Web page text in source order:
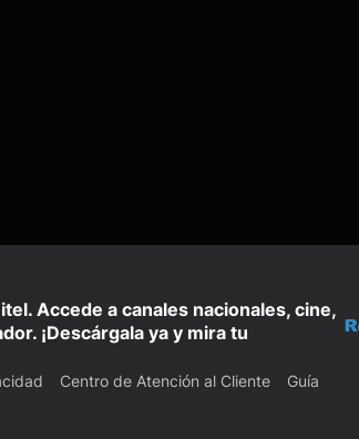
Accede a canales nacionales, cine,
¡Descárgala ya y mira tu
Centro de Atención al Cliente Guía